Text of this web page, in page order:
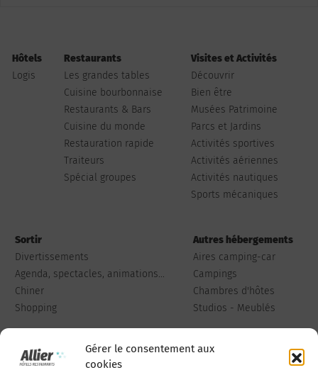
Gérer le consentement aux
cookies
Hôtels
Logis
Restaurants
Les grandes tables
Cuisine bourbonnaise
Restaurants & Bars
Cuisine du monde
Restauration rapide
Traiteurs
Spécial groupes
Visites et Activités
Découvrir
Bien être
Musées Patrimoine
Parcs et Jardins
Activités sportives
Activités aériennes
Activités nautiques
Sports mécaniques
Sortir
Divertissements
Agenda, spectacles, animations...
Chiner
Shopping
Autres hébergements
Aires camping-car
Campings
Chambres d'hôtes
Studios - Meublés